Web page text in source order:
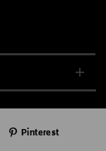
Pinterest